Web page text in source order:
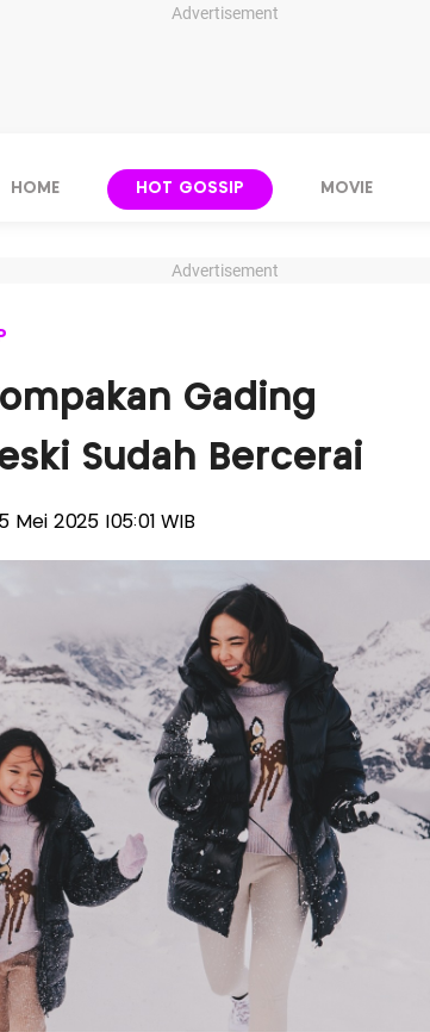
Advertisement
HOME HOT GOSSIP MOVIE
Advertisement
Gading
Sudah Bercerai
Mei 2025 |05:01 WIB